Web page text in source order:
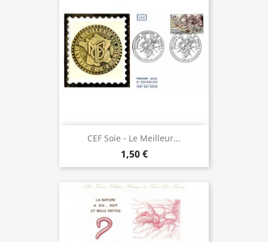
CEF Soie - Le Meilleur...
1,50 €